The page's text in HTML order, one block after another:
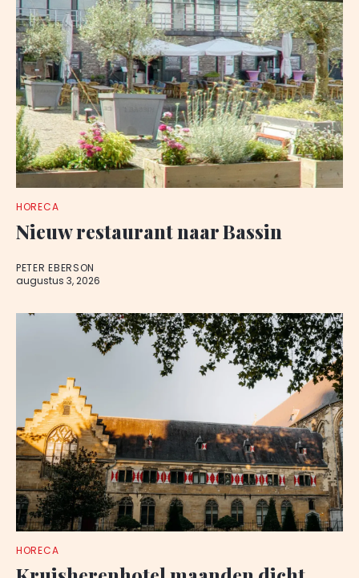
HORECA
Nieuw restaurant naar Bassin
PETER EBERSON
augustus 3, 2026
HORECA